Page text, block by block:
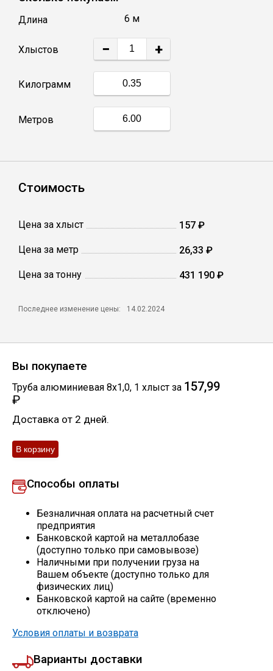
Катанка
Винтовые сваи
Столбы заборные
Сетка кладочная
Круги абразивные
Электроды
Скобо-гибочные изделия
Нержавейка
Алюминиевый прокат
Длина 6 м
Хлыстов − +
Килограмм
Метров
Стоимость
Цена за хлыст 157 ₽
Цена за метр 26,33 ₽
Цена за тонну 431 190 ₽
Последнее изменение цены: 14.02.2024
Вы покупаете
Труба алюминиевая 8х1,0, 1 хлыст за 157,99
₽
Доставка от 2 дней.
Способы оплаты
Безналичная оплата на расчетный счет
предприятия
Банковской картой на металлобазе
(доступно только при самовывозе)
Наличными при получении груза на
Вашем объекте (доступно только для
физических лиц)
Банковской картой на сайте (временно
отключено)
Условия оплаты и возврата
Варианты доставки